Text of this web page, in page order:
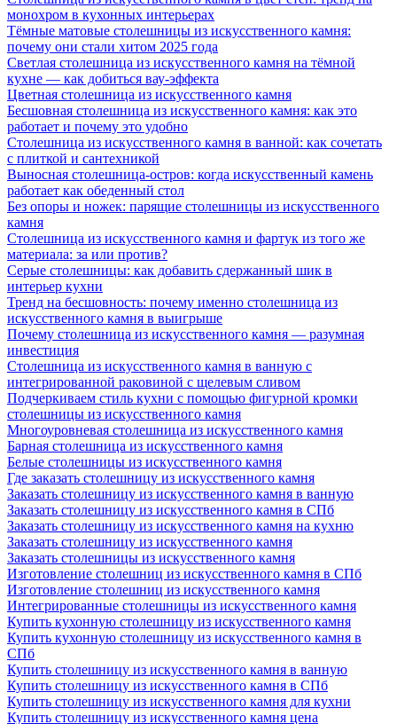
монохром в кухонных интерьерах
Тёмные матовые столешницы из искусственного камня:
почему они стали хитом 2025 года
Светлая столешница из искусственного камня на тёмной
кухне — как добиться вау-эффекта
Цветная столешница из искусственного камня
Бесшовная столешница из искусственного камня: как это
работает и почему это удобно
Столешница из искусственного камня в ванной: как сочетать
с плиткой и сантехникой
Выносная столешница-остров: когда искусственный камень
работает как обеденный стол
Без опоры и ножек: парящие столешницы из искусственного
камня
Столешница из искусственного камня и фартук из того же
материала: за или против?
Серые столешницы: как добавить сдержанный шик в
интерьер кухни
Тренд на бесшовность: почему именно столешница из
искусственного камня в выигрыше
Почему столешница из искусственного камня — разумная
инвестиция
Столешница из искусственного камня в ванную с
интегрированной раковиной с щелевым сливом
Подчеркиваем стиль кухни с помощью фигурной кромки
столешницы из искусственного камня
Многоуровневая столешница из искусственного камня
Барная столешница из искусственного камня
Белые столешницы из искусственного камня
Где заказать столешницу из искусственного камня
Заказать столешницу из искусственного камня в ванную
Заказать столешницу из искусственного камня в СПб
Заказать столешницу из искусственного камня на кухню
Заказать столешницу из искусственного камня
Заказать столешницы из искусственного камня
Изготовление столешниц из искусственного камня в СПб
Изготовление столешниц из искусственного камня
Интегрированные столешницы из искусственного камня
Купить кухонную столешницу из искусственного камня
Купить кухонную столешницу из искусственного камня в
СПб
Купить столешницу из искусственного камня в ванную
Купить столешницу из искусственного камня в СПб
Купить столешницу из искусственного камня для кухни
Купить столешницу из искусственного камня цена